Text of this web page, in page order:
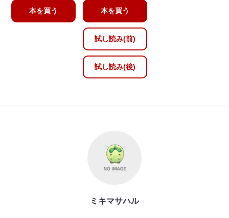
本を買う 本を買う
試し読み(前)
試し読み(後)
ミキマサハル